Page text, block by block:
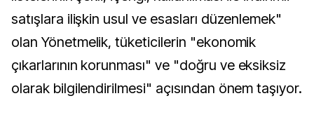
satışlara ilişkin usul ve esasları düzenlemek"
olan Yönetmelik, tüketicilerin "ekonomik
çıkarlarının korunması" ve "doğru ve eksiksiz
olarak bilgilendirilmesi" açısından önem taşıyor.